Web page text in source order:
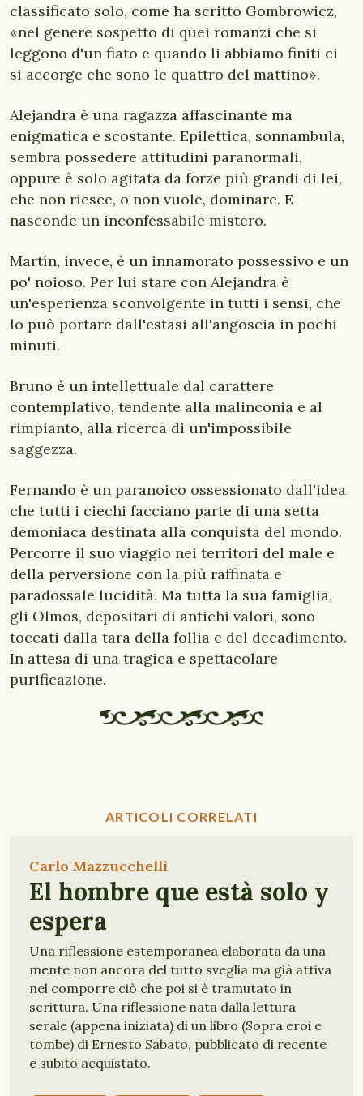
classificato solo, come ha scritto Gombrowicz,
«nel genere sospetto di quei romanzi che si
leggono d'un fiato e quando li abbiamo finiti ci
si accorge che sono le quattro del mattino».
Alejandra è una ragazza affascinante ma
enigmatica e scostante. Epilettica, sonnambula,
sembra possedere attitudini paranormali,
oppure è solo agitata da forze più grandi di lei,
che non riesce, o non vuole, dominare. E
nasconde un inconfessabile mistero.
Martín, invece, è un innamorato possessivo e un
po' noioso. Per lui stare con Alejandra è
un'esperienza sconvolgente in tutti i sensi, che
lo può portare dall'estasi all'angoscia in pochi
minuti.
Bruno è un intellettuale dal carattere
contemplativo, tendente alla malinconia e al
rimpianto, alla ricerca di un'impossibile
saggezza.
Fernando è un paranoico ossessionato dall'idea
che tutti i ciechi facciano parte di una setta
demoniaca destinata alla conquista del mondo.
Percorre il suo viaggio nei territori del male e
della perversione con la più raffinata e
paradossale lucidità. Ma tutta la sua famiglia,
gli Olmos, depositari di antichi valori, sono
toccati dalla tara della follia e del decadimento.
In attesa di una tragica e spettacolare
purificazione.
ARTICOLI CORRELATI
Carlo Mazzucchelli
El hombre que està solo y
espera
Una riflessione estemporanea elaborata da una
mente non ancora del tutto sveglia ma già attiva
nel comporre ciò che poi si è tramutato in
scrittura. Una riflessione nata dalla lettura
serale (appena iniziata) di un libro (Sopra eroi e
tombe) di Ernesto Sabato, pubblicato di recente
e subito acquistato.